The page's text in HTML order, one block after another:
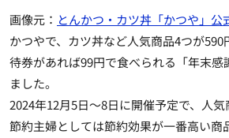
画像元： とんかつ・カツ丼「かつや」公
かつやで、カツ丼など人気商品4つが590
待券があれば99円で食べられる 「年末
ました。
2024年12月5日～8日に開催予定で、人気
節約主婦としては節約効果が一番高い